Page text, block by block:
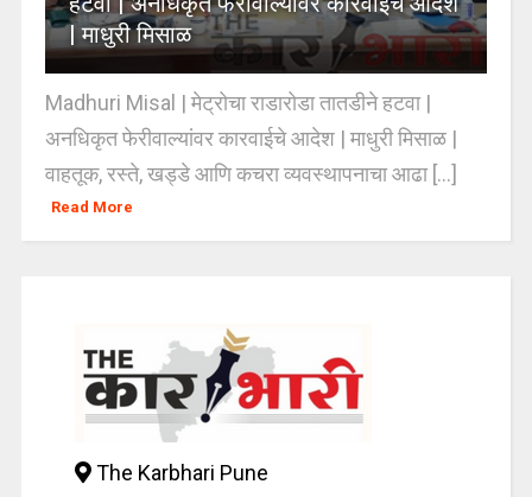
| माधुरी मिसाळ
Madhuri Misal | मेट्रोचा राडारोडा तातडीने हटवा |
अनधिकृत फेरीवाल्यांवर कारवाईचे आदेश | माधुरी मिसाळ |
वाहतूक, रस्ते, खड्डे आणि कचरा व्यवस्थापनाचा आढा [...]
Read More
The Karbhari Pune